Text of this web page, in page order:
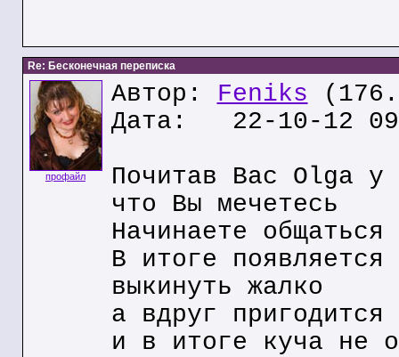
Re: Бесконечная переписка
профайл
Автор: Feniks
Дата: 22-10-12
Почитав Вас Olga у
что Вы мечетесь
Начинаете
В итоге
выкинуть жалко
а вдруг пригодится
и в итоге куча не